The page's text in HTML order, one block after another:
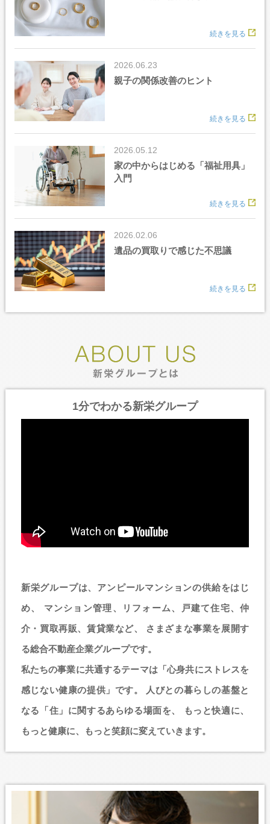
親子の関係改善のヒント
2026.06.23
家の中からはじめる「福祉用具」
入門
2026.05.12
遺品の買取りで感じた不思議
2026.02.06
1分でわかる新栄グループ
新栄グループは、アンピールマンションの供給をはじ
め、
マンション管理、リフォーム、戸建て住宅、仲
介・買取再販、賃貸業など、
さまざまな事業を展開す
る総合不動産企業グループです。
私たちの事業に共通するテーマは「心身共にストレスを
感じない健康の提供」です。
人びとの暮らしの基盤と
なる「住」に関するあらゆる場面を、
もっと快適に、
もっと健康に、もっと笑顔に変えていきます。